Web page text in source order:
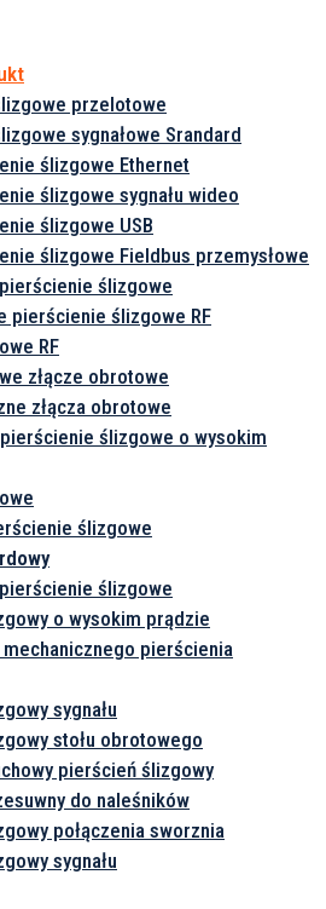
przelotowe
sygnałowe Srandard
ślizgowe Ethernet
ślizgowe sygnału wideo
ślizgowe USB
ślizgowe Fieldbus przemysłowe
ślizgowe
pierścienie ślizgowe RF
RF
złącze obrotowe
złącza obrotowe
ślizgowe o wysokim
ślizgowe
ślizgowe
o wysokim prądzie
pierścienia
sygnału
stołu obrotowego
pierścień ślizgowy
do naleśników
połączenia sworznia
sygnału